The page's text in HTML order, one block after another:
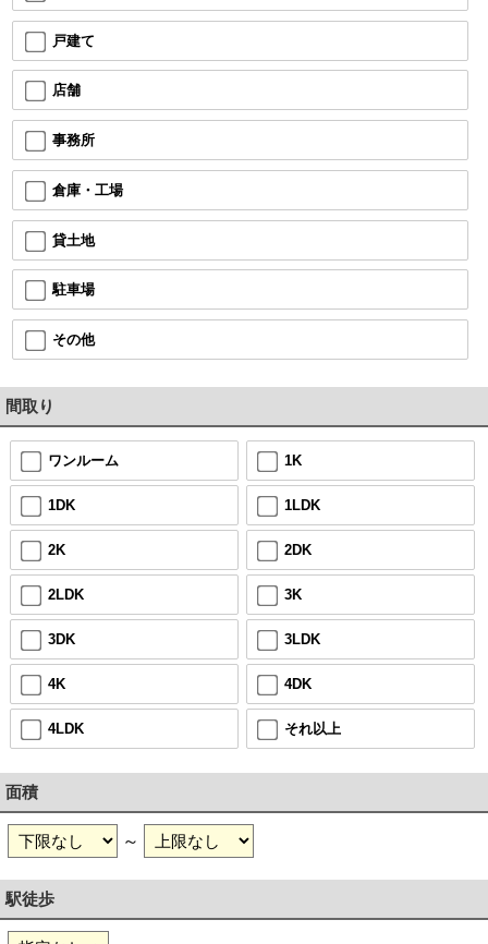
戸建て
店舗
事務所
倉庫・工場
貸土地
駐車場
その他
間取り
ワンルーム 1K
1DK 1LDK
2K 2DK
2LDK 3K
3DK 3LDK
4K 4DK
4LDK それ以上
面積
～
駅徒歩